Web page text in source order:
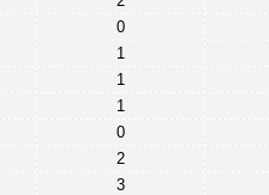
0
1
1
1
0
2
3